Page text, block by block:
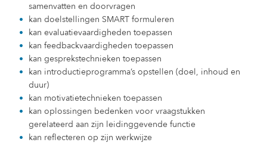
samenvatten en doorvragen
kan doelstellingen SMART formuleren
kan evaluatievaardigheden toepassen
kan feedbackvaardigheden toepassen
kan gesprekstechnieken toepassen
kan introductieprogramma’s opstellen (doel, inhoud en
duur)
kan motivatietechnieken toepassen
kan oplossingen bedenken voor vraagstukken
gerelateerd aan zijn leidinggevende functie
kan reflecteren op zijn werkwijze